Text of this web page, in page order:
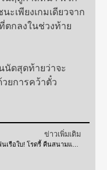
ะเพียงเกมเดียวจาก
ตกลงในช่วงท้าย
นัดสุดท้ายว่าจะ
ยการคว้าตั๋ว
ข่าวเพิ่มเติม
ข่าวดีแฟนเรือใบ! โรดรี้ คืนสนามแล้วหลังพักยาว 8 เดือน